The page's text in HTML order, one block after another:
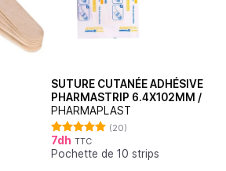
SUTURE CUTANÉE ADHÉSIVE
PHARMASTRIP 6.4X102MM /
PHARMAPLAST
Note4.90
sur 5
(20)
7dh TTC
Pochette de 10 strips